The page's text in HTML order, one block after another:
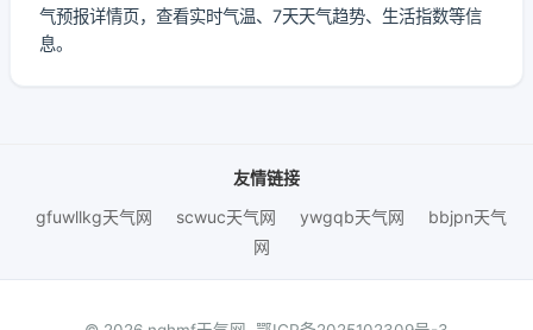
气预报详情页，查看实时气温、7天天气趋势、生活指数等信
息。
友情链接
gfuwllkg天气网
scwuc天气网 ywgqb天气网
bbjpn天气
网